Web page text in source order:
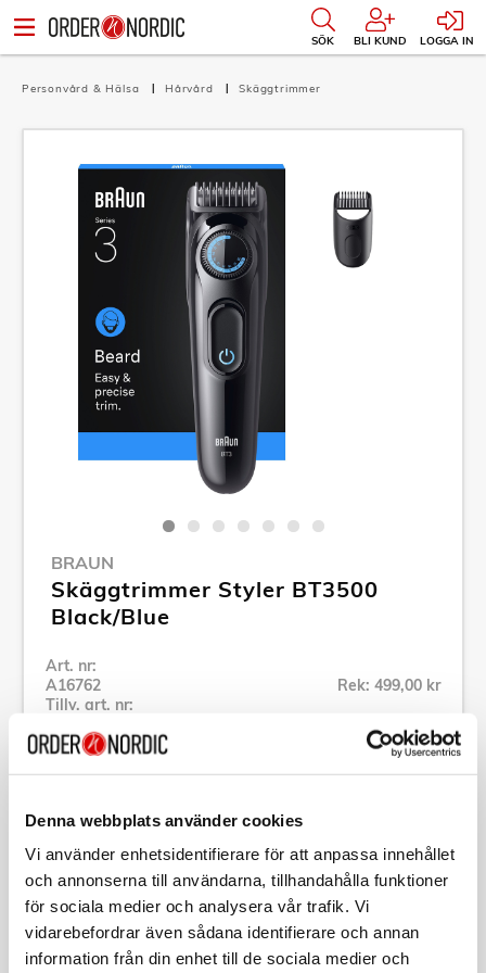
Denna webbplats använder cookies
Vi använder enhetsidentifierare för att anpassa innehållet
och annonserna till användarna, tillhandahålla funktioner
för sociala medier och analysera vår trafik. Vi
vidarebefordrar även sådana identifierare och annan
information från din enhet till de sociala medier och
SÖK BLI KUND LOGGA IN
Personvård & Hälsa Hårvård Skäggtrimmer
BRAUN
Skäggtrimmer Styler BT3500
Black/Blue
Art. nr:
A16762
Tillv. art. nr:
Rek: 499,00 kr
Se alla produkter inom Braun
Beskrivning
Art. nr:A16762